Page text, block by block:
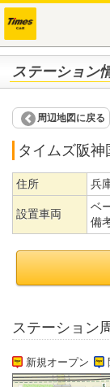
ステーション
周辺地図に戻る
タイムズ阪神
住所 兵
設置車両
ベ
備
ステーション
新規オープン